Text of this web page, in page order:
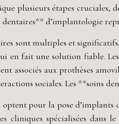
plusieurs étapes cruciales,
dentaires** d’implantologie
sont multiples et
en fait une solution fiable.
associés aux prothèses
sociales. Les **soins
pour la pose d’implants
cliniques spécialisées